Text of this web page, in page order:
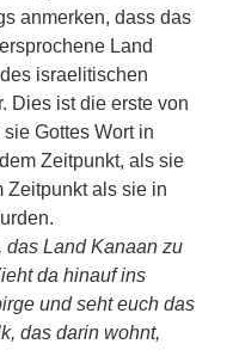
anmerken, dass das
Land
israelitischen
Dies ist die erste von
Gottes Wort in
Zeitpunkt, als sie
Zeitpunkt als sie in
Land Kanaan zu
da hinauf ins
und seht euch das
das darin wohnt,